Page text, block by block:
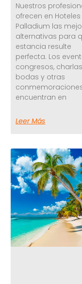
Nuestros
ofrecen en Hoteles
Palladium las
alternativas para
estancia resulte
perfecta. Los
congresos,
bodas y otras
encuentran en
Leer Más